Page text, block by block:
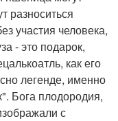
разноситься
участия человека,
- это подарок,
как его
легенде, именно
Бога плодородия,
с